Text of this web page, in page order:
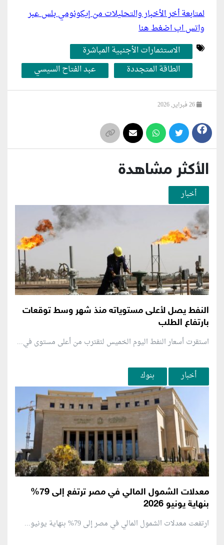
لمتابعة أخر الأخبار والتحليلات من إيكونومي بلس عبر
واتس اب اضغط هنا
الاستثمارات الأجنبية المباشرة
الطاقة المتجددة
عبد الفتاح السيسي
الأكثر مشاهدة
أخبار
النفط يصل لأعلى مستوياته منذ شهر وسط توقعات
بارتفاع الطلب
استقرت أسعار النفط اليوم الخميس لتقترب من أعلى مستوى في...
أخبار بنوك
معدلات الشمول المالي في مصر ترتفع إلى 79%
بنهاية يونيو 2026
ارتفعت معدلات الشمول المالي في مصر إلى 79% بنهاية يونيو...